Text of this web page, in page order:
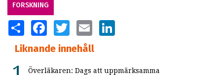
FORSKNING
SHARE FACEBOOKTWITTER EMAIL
Liknande innehåll
Överläkaren: Dags att uppmärksamma